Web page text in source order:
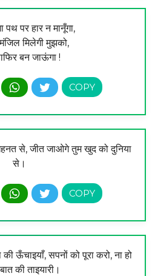
पथ पर हार न मानूँगा,
मिलेगी मुझको,
बन जाऊंगा !
से, जीत जाओगे तुम खुद को दुनिया
से।
ऊँचाइयाँ, सपनों को पूरा करो, ना हो
की ताइयारी।